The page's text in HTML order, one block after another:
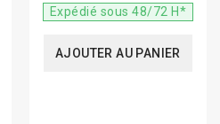
Expédié sous 48/72 H*
AJOUTER AU PANIER